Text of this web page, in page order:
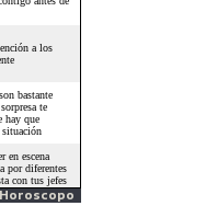
Horoscopo